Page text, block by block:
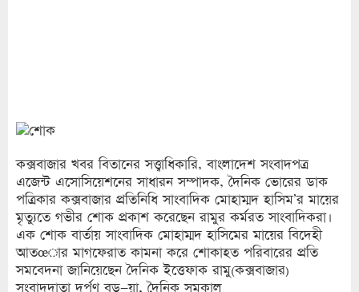
কক্সবাজার খবর বিতানের সত্ত্বাধিকারি, বাংলাদেশ সংবাদপত্র
এজেন্ট এসোসিয়েশনের সাধারন সম্পাদক, দৈনিক ভোরের ডাক
পত্রিকার কক্সবাজ‍ার প্রতিনিধি সাংবাদিক মোহাম্মদ হাসিম’র মায়ের
মৃত্যুতে গভীর শোক প্রকাশ করেছেন রামুর কর্মরত সাংবাদিকরা।
এক শোক বার্তায় সাংবাদিক মোহাম্মদ হাসিমের মায়ের বিদেহী
আতœার মাগফেরাত কামনা করে শোকাহত পরিবারের প্রতি
সমবেদনা জানিয়েছেন দৈনিক ইত্তেফাক রামু(কক্সবাজার)
সংবাদদাতা দর্পণ বড়–য়া, দৈনিক সমকাল